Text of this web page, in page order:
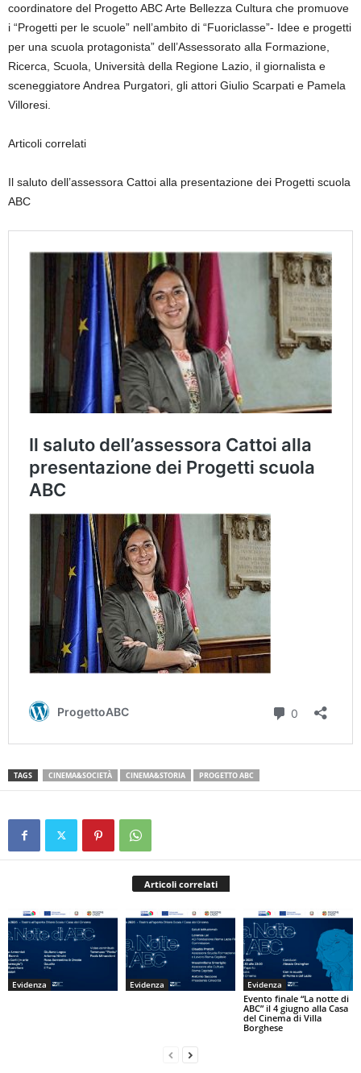
coordinatore del Progetto ABC Arte Bellezza Cultura che promuove
i “Progetti per le scuole” nell’ambito di “Fuoriclasse”- Idee e progetti
per una scuola protagonista” dell’Assessorato alla Formazione,
Ricerca, Scuola, Università della Regione Lazio, il giornalista e
sceneggiatore Andrea Purgatori, gli attori Giulio Scarpati e Pamela
Villoresi.
Articoli correlati
Il saluto dell’assessora Cattoi alla presentazione dei Progetti scuola
ABC
TAGS CINEMA&SOCIETÀ CINEMA&STORIA PROGETTO ABC
Articoli correlati
Evidenza Evidenza Evidenza
Evento finale “La notte di
ABC” il 4 giugno alla Casa
del Cinema di Villa
Borghese